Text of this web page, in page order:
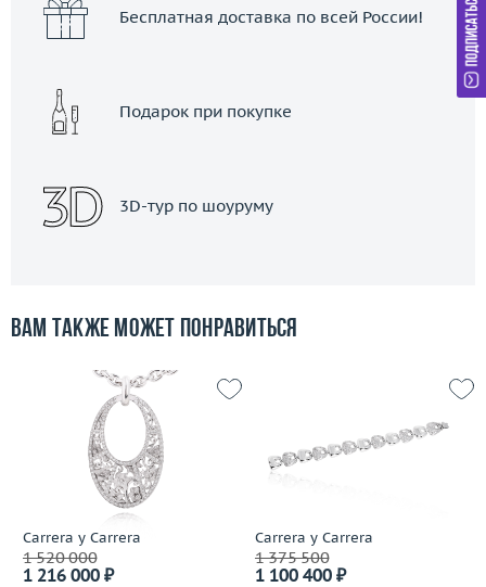
Бесплатная доставка по всей России!
Подарок при покупке
3D-тур по шоуруму
Вам также может понравиться
Carrera y Carrera
1 520 000
1 216 000 ₽
Carrera y Carrera
1 375 500
1 100 400 ₽